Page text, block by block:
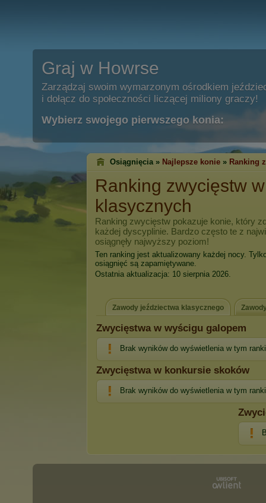
Graj w Howrse
Zarządzaj swoim wymarzonym ośrodkiem
i dołącz do społeczności liczącej miliony graczy!
Wybierz swojego pierwszego konia:
Osiągnięcia » Najlepsze konie » Ranking
Ranking zwycięstw
klasycznych
Ranking zwycięstw pokazuje konie, który
każdej dyscyplinie. Bardzo często te z
osiągnęły najwyższy poziom!
Ten ranking jest aktualizowany każdej nocy.
osiągnięć są zapamiętywane.
Ostatnia aktualizacja: 10 sierpnia 2026.
Zawody jeździectwa klasycznego
Zwycięstwa w wyścigu galopem
Brak wyników do wyświetlenia w tym
Zwycięstwa w konkursie skoków
Brak wyników do wyświetlenia w tym